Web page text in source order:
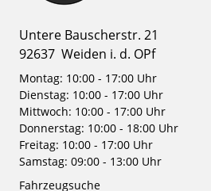
Untere Bauscherstr. 21
92637 Weiden i. d. OPf
Montag: 10:00 - 17:00 Uhr
Dienstag: 10:00 - 17:00 Uhr
Mittwoch: 10:00 - 17:00 Uhr
Donnerstag: 10:00 - 18:00 Uhr
Freitag: 10:00 - 17:00 Uhr
Samstag: 09:00 - 13:00 Uhr
Fahrzeugsuche